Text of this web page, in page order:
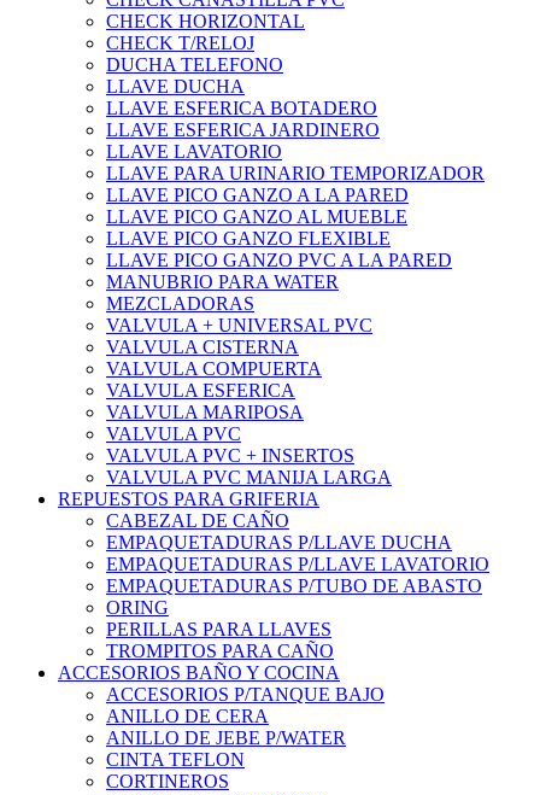
CHECK HORIZONTAL
CHECK T/RELOJ
DUCHA TELEFONO
LLAVE DUCHA
LLAVE ESFERICA BOTADERO
LLAVE ESFERICA JARDINERO
LLAVE LAVATORIO
LLAVE PARA URINARIO TEMPORIZADOR
LLAVE PICO GANZO A LA PARED
LLAVE PICO GANZO AL MUEBLE
LLAVE PICO GANZO FLEXIBLE
LLAVE PICO GANZO PVC A LA PARED
MANUBRIO PARA WATER
MEZCLADORAS
VALVULA + UNIVERSAL PVC
VALVULA CISTERNA
VALVULA COMPUERTA
VALVULA ESFERICA
VALVULA MARIPOSA
VALVULA PVC
VALVULA PVC + INSERTOS
VALVULA PVC MANIJA LARGA
REPUESTOS PARA GRIFERIA
CABEZAL DE CAÑO
EMPAQUETADURAS P/LLAVE DUCHA
EMPAQUETADURAS P/LLAVE LAVATORIO
EMPAQUETADURAS P/TUBO DE ABASTO
ORING
PERILLAS PARA LLAVES
TROMPITOS PARA CAÑO
ACCESORIOS BAÑO Y COCINA
ACCESORIOS P/TANQUE BAJO
ANILLO DE CERA
ANILLO DE JEBE P/WATER
CINTA TEFLON
CORTINEROS